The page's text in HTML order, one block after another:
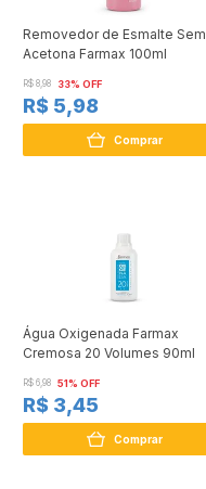
Removedor de Esmalte Sem
Acetona Farmax 100ml
R$ 8,98 33% OFF
R$ 5,98
Comprar
Água Oxigenada Farmax
Cremosa 20 Volumes 90ml
R$ 6,98 51% OFF
R$ 3,45
Comprar